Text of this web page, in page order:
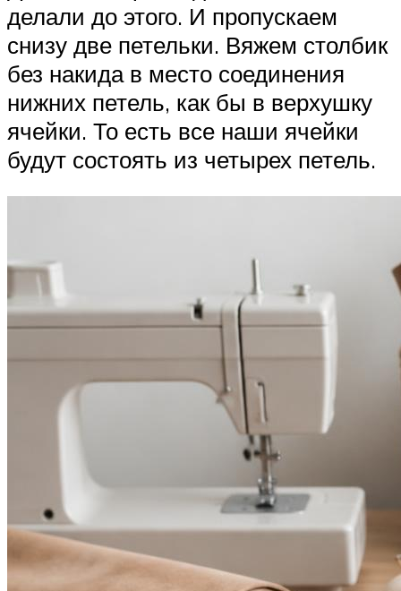
делали до этого. И пропускаем
снизу две петельки. Вяжем столбик
без накида в место соединения
нижних петель, как бы в верхушку
ячейки. То есть все наши ячейки
будут состоять из четырех петель.